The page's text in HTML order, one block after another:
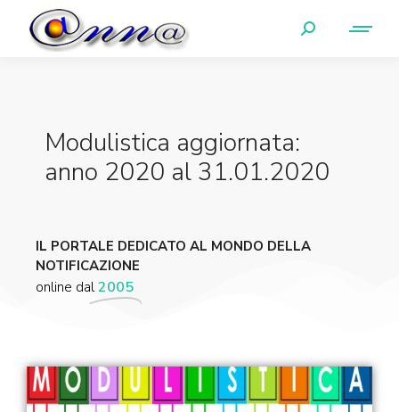
Modulistica aggiornata:
anno 2020 al 31.01.2020
IL PORTALE DEDICATO AL MONDO DELLA
NOTIFICAZIONE
online dal2005